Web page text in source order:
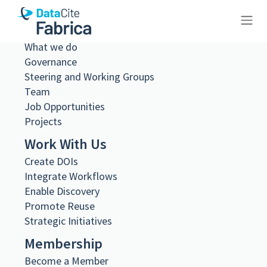
10.23695/56bs-t470
DataCite XML
DataCite JSON
Schema.org JSON-LD
BibTeX
DOI registered
May 18, 2026, 23:05:21 UTC
May 18, 2026, 23:05:21 UTC
About Us
What we do
Governance
Steering and Working Groups
Team
Job Opportunities
Projects
Work With Us
Create DOIs
Integrate Workflows
Enable Discovery
Promote Reuse
Strategic Initiatives
Membership
Become a Member